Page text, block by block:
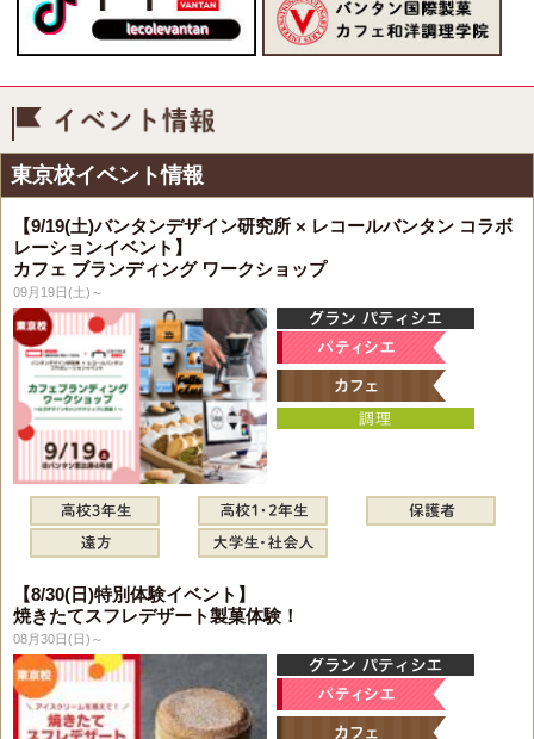
東京校イベント情報
【9/19(土)バンタンデザイン研究所 × レコールバンタン コラボ
レーションイベント】
カフェ ブランディング ワークショップ
09月19日(土)～
【8/30(日)特別体験イベント】
焼きたてスフレデザート製菓体験！
08月30日(日)～